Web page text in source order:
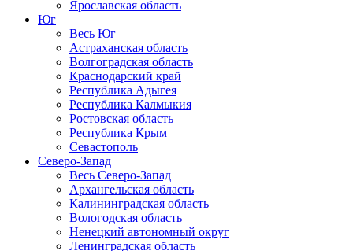
Ярославская область
Юг
Весь Юг
Астраханская область
Волгоградская область
Краснодарский край
Республика Адыгея
Республика Калмыкия
Ростовская область
Республика Крым
Севастополь
Северо-Запад
Весь Северо-Запад
Архангельская область
Калининградская область
Вологодская область
Ненецкий автономный округ
Ленинградская область